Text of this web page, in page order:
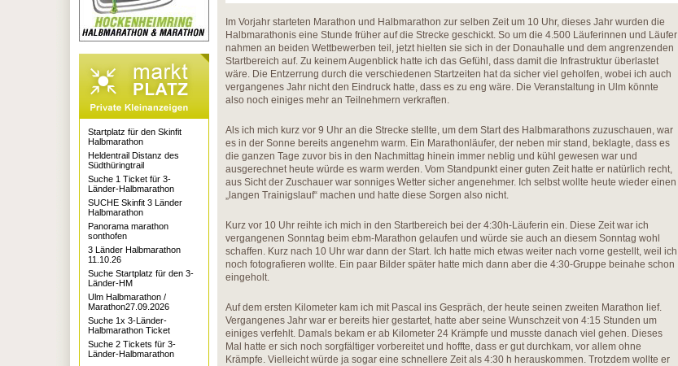
Im Vorjahr starteten Marathon und Halbmarathon zur selben Zeit um 10 Uhr, dieses Jahr wurden die
Halbmarathonis eine Stunde früher auf die Strecke geschickt. So um die 4.500 Läuferinnen und Läufer
nahmen an beiden Wettbewerben teil, jetzt hielten sie sich in der Donauhalle und dem angrenzenden
Startbereich auf. Zu keinem Augenblick hatte ich das Gefühl, dass damit die Infrastruktur überlastet
wäre. Die Entzerrung durch die verschiedenen Startzeiten hat da sicher viel geholfen, wobei ich auch
vergangenes Jahr nicht den Eindruck hatte, dass es zu eng wäre. Die Veranstaltung in Ulm könnte
also noch einiges mehr an Teilnehmern verkraften.
Als ich mich kurz vor 9 Uhr an die Strecke stellte, um dem Start des Halbmarathons zuzuschauen, war
es in der Sonne bereits angenehm warm. Ein Marathonläufer, der neben mir stand, beklagte, dass es
die ganzen Tage zuvor bis in den Nachmittag hinein immer neblig und kühl gewesen war und
ausgerechnet heute würde es warm werden. Vom Standpunkt einer guten Zeit hatte er natürlich recht,
aus Sicht der Zuschauer war sonniges Wetter sicher angenehmer. Ich selbst wollte heute wieder einen
„langen Trainigslauf“ machen und hatte diese Sorgen also nicht.
Kurz vor 10 Uhr reihte ich mich in den Startbereich bei der 4:30h-Läuferin ein. Diese Zeit war ich
vergangenen Sonntag beim ebm-Marathon gelaufen und würde sie auch an diesem Sonntag wohl
schaffen. Kurz nach 10 Uhr war dann der Start. Ich hatte mich etwas weiter nach vorne gestellt, weil ich
noch fotografieren wollte. Ein paar Bilder später hatte mich dann aber die 4:30-Gruppe beinahe schon
eingeholt.
Auf dem ersten Kilometer kam ich mit Pascal ins Gespräch, der heute seinen zweiten Marathon lief.
Vergangenes Jahr war er bereits hier gestartet, hatte aber seine Wunschzeit von 4:15 Stunden um
einiges verfehlt. Damals bekam er ab Kilometer 24 Krämpfe und musste danach viel gehen. Dieses
Mal hatte er sich noch sorgfältiger vorbereitet und hoffte, dass er gut durchkam, vor allem ohne
Krämpfe. Vielleicht würde ja sogar eine schnellere Zeit als 4:30 h herauskommen. Trotzdem wollte er
Startplatz für den Skinfit
Halbmarathon
Heldentrail Distanz des
Südthüringtrail
Suche 1 Ticket für 3-
Länder-Halbmarathon
SUCHE Skinfit 3 Länder
Halbmarathon
Panorama marathon
sonthofen
3 Länder Halbmarathon
11.10.26
Suche Startplatz für den 3-
Länder-HM
Ulm Halbmarathon /
Marathon27.09.2026
Suche 1x 3-Länder-
Halbmarathon Ticket
Suche 2 Tickets für 3-
Länder-Halbmarathon